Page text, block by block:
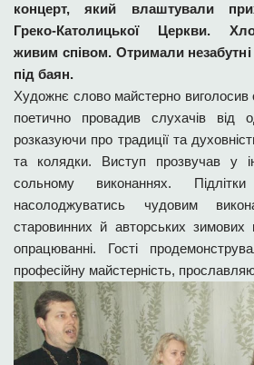
концерт, який влаштували
Греко-Католицької Церкви.
живим співом. Отримали незабутні
під баян.
Художнє слово майстерно
поетично провадив слухачів від
розказуючи про традиції та
та колядки. Виступ прозвучав у
сольному виконаннях.
насолоджуватись чудовим
старовинних й авторських
опрацюванні. Гості
професійну майстерність,